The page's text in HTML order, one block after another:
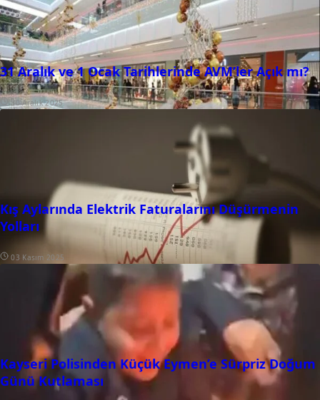
31 Aralık ve 1 Ocak Tarihlerinde AVM’ler Açık mı?
30 Aralık 2025
Kış Aylarında Elektrik Faturalarını Düşürmenin
Yolları
03 Kasım 2025
Kayseri Polisinden Küçük Eymen’e Sürpriz Doğum
Günü Kutlaması